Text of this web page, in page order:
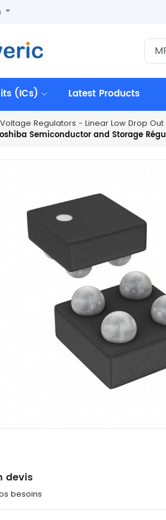
(ICs) Latest Products
Voltage Regulators - Linear Low Drop Out
Toshiba Semiconductor and Storage
devis
besoins